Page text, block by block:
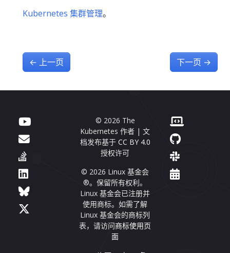
Kubernetes 集群管理。
← 上一页 下一页 →
© 2026 The
Kubernetes 作者 | 文
档发布基于 CC BY 4.0
授权许可
© 2026 Linux 基金会
®。保留所有权利。
Linux 基金会已注册并
使用商标。如需了解
Linux 基金会的商标列
表，请访问商标使用页
面